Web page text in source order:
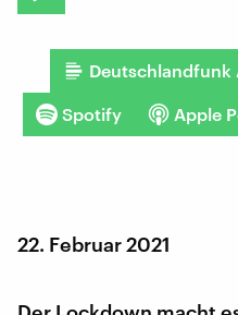
Deutschlandfunk
Spotify Apple
22. Februar 2021